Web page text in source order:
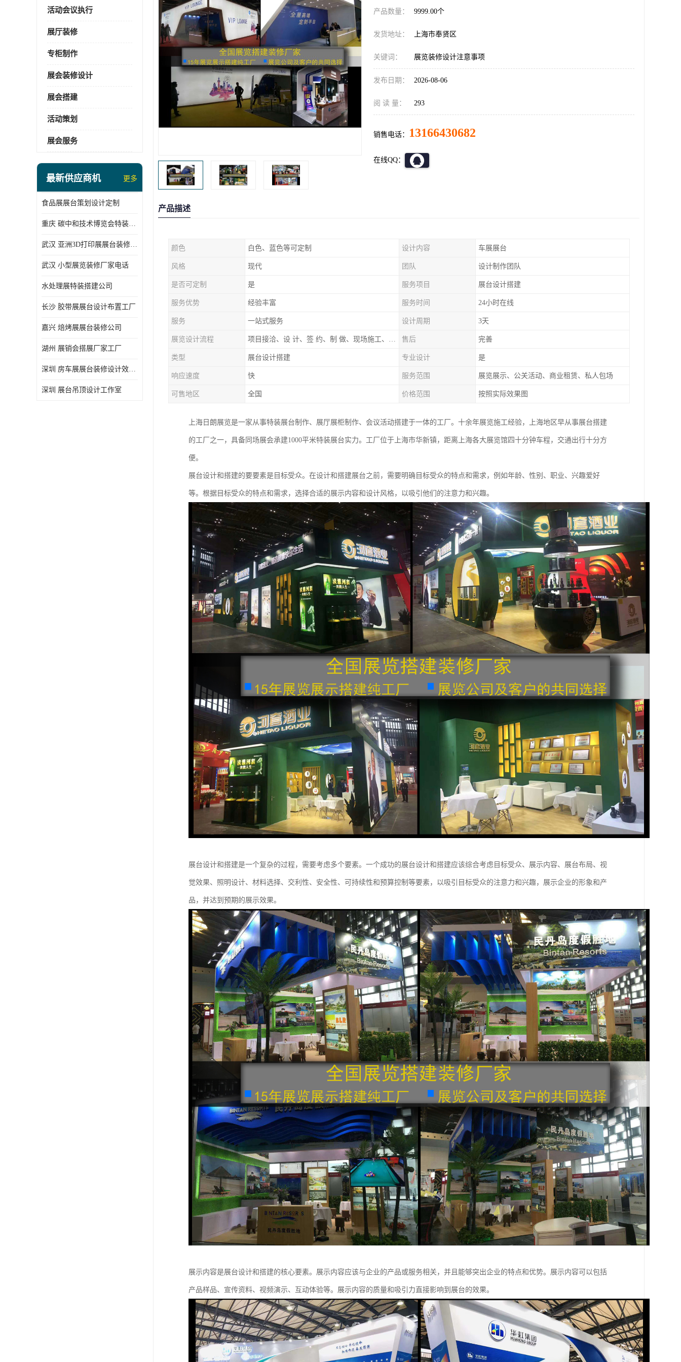
活动会议执行
展厅装修
专柜制作
展会装修设计
展会搭建
活动策划
展会服务
最新供应商机 更多
食品展展台策划设计定制
重庆 碳中和技术博览会特装展台搭建供应商
武汉 亚洲3D打印展展台装修定制
武汉 小型展览装修厂家电话
水处理展特装搭建公司
长沙 胶带展展台设计布置工厂
嘉兴 焙烤展展台装修公司
湖州 展销会搭展厂家工厂
深圳 房车展展台装修设计效果图
深圳 展台吊顶设计工作室
产品数量： 9999.00个
发货地址： 上海市奉贤区
关键词： 展览装修设计注意事项
发布日期： 2026-08-06
阅 读 量： 293
销售电话： 13166430682
在线QQ：
产品描述
颜色 白色、蓝色等可定制 设计内容 车展展台
风格 现代 团队 设计制作团队
是否可定制 是 服务项目 展台设计搭建
服务优势 经验丰富 服务时间 24小时在线
服务 一站式服务 设计周期 3天
展览设计流程 项目接洽、设 计、签 约、制 做、现场施工、展期服务、后续跟踪 售后 完善
类型 展台设计搭建 专业设计 是
响应速度 快 服务范围 展览展示、公关活动、商业租赁、私人包场
可售地区 全国 价格范围 按照实际效果图
上海日朗展览是一家从事特装展台制作、展厅展柜制作、会议活动搭建于一体的工厂。十余年展览施工经验，上海地区早从事展台搭建
的工厂之一，具备同场展会承建1000平米特装展台实力。工厂位于上海市华新镇，距离上海各大展览馆四十分钟车程，交通出行十分方
便。
展台设计和搭建的要要素是目标受众。在设计和搭建展台之前，需要明确目标受众的特点和需求，例如年龄、性别、职业、兴趣爱好
等。根据目标受众的特点和需求，选择合适的展示内容和设计风格，以吸引他们的注意力和兴趣。
展台设计和搭建是一个复杂的过程，需要考虑多个要素。一个成功的展台设计和搭建应该综合考虑目标受众、展示内容、展台布局、视
觉效果、照明设计、材料选择、交利性、安全性、可持续性和预算控制等要素，以吸引目标受众的注意力和兴趣，展示企业的形象和产
品，并达到预期的展示效果。
展示内容是展台设计和搭建的核心要素。展示内容应该与企业的产品或服务相关，并且能够突出企业的特点和优势。展示内容可以包括
产品样品、宣传资料、视频演示、互动体验等。展示内容的质量和吸引力直接影响到展台的效果。